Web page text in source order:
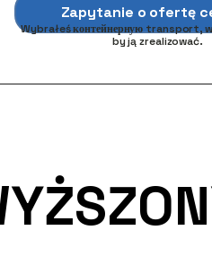
Zapytanie o ofertę
Wybrałeś контейнерную transport,
by ją zrealizować.